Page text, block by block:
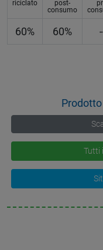
riciclato
post-
consumo
60% 60%
Tutti